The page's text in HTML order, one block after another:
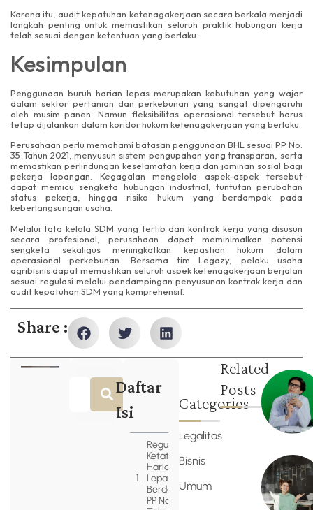
Karena itu, audit kepatuhan ketenagakerjaan secara berkala menjadi
langkah penting untuk memastikan seluruh praktik hubungan kerja
telah sesuai dengan ketentuan yang berlaku.
Kesimpulan
Penggunaan buruh harian lepas merupakan kebutuhan yang wajar
dalam sektor pertanian dan perkebunan yang sangat dipengaruhi
oleh musim panen. Namun fleksibilitas operasional tersebut harus
tetap dijalankan dalam koridor hukum ketenagakerjaan yang berlaku.
Perusahaan perlu memahami batasan penggunaan BHL sesuai PP No.
35 Tahun 2021, menyusun sistem pengupahan yang transparan, serta
memastikan perlindungan keselamatan kerja dan jaminan sosial bagi
pekerja lapangan. Kegagalan mengelola aspek-aspek tersebut
dapat memicu sengketa hubungan industrial, tuntutan perubahan
status pekerja, hingga risiko hukum yang berdampak pada
keberlangsungan usaha.
Melalui tata kelola SDM yang tertib dan kontrak kerja yang disusun
secara profesional, perusahaan dapat meminimalkan potensi
sengketa sekaligus meningkatkan kepastian hukum dalam
operasional perkebunan. Bersama tim Legazy, pelaku usaha
agribisnis dapat memastikan seluruh aspek ketenagakerjaan berjalan
sesuai regulasi melalui pendampingan penyusunan kontrak kerja dan
audit kepatuhan SDM yang komprehensif.
Share :
Daftar
Isi
Regulasi
Ketat Buruh
Harian
Lepas (BHL)
Berdasarkan
PP No. 35
Categories
Legalitas
Bisnis
Umum
Related
Posts